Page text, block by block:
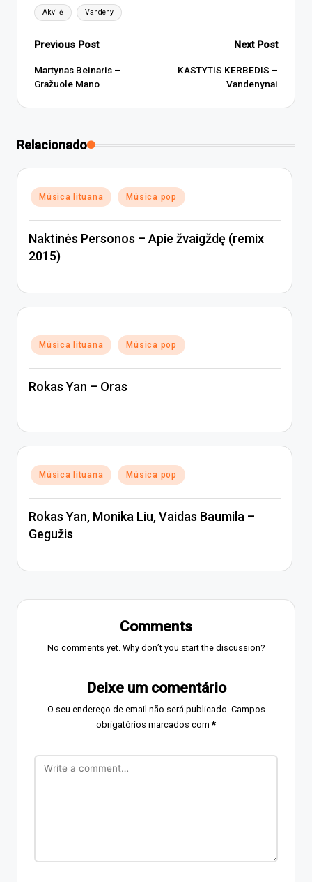
Tags:
Akvilė Vandeny
Post
navigation
Previous Post
Martynas Beinaris –
Gražuole Mano
Next Post
KASTYTIS KERBEDIS –
Vandenynai
Relacionado
Posted
in
Música lituana Música pop
Naktinės Personos – Apie žvaigždę (remix
2015)
Posted
in
Música lituana Música pop
Rokas Yan – Oras
Posted
in
Música lituana Música pop
Rokas Yan, Monika Liu, Vaidas Baumila –
Gegužis
Comments
No comments yet. Why don’t you start the discussion?
Deixe um comentário
O seu endereço de email não será publicado. Campos
obrigatórios marcados com*